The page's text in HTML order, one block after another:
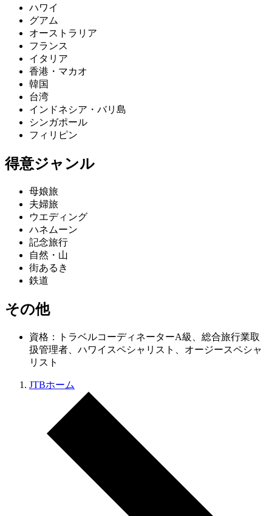
ハワイ
グアム
オーストラリア
フランス
イタリア
香港・マカオ
韓国
台湾
インドネシア・バリ島
シンガポール
フィリピン
得意ジャンル
母娘旅
夫婦旅
ウエディング
ハネムーン
記念旅行
自然・山
街あるき
鉄道
その他
資格：トラベルコーディネーターA級、総合旅行業取
扱管理者、ハワイスペシャリスト、オージースペシャ
リスト
JTBホーム